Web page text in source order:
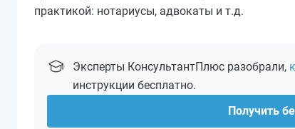
практикой: нотариусы, адвокаты и т.д.
Эксперты КонсультантПлюс разобрали,
инструкции бесплатно.
Получить